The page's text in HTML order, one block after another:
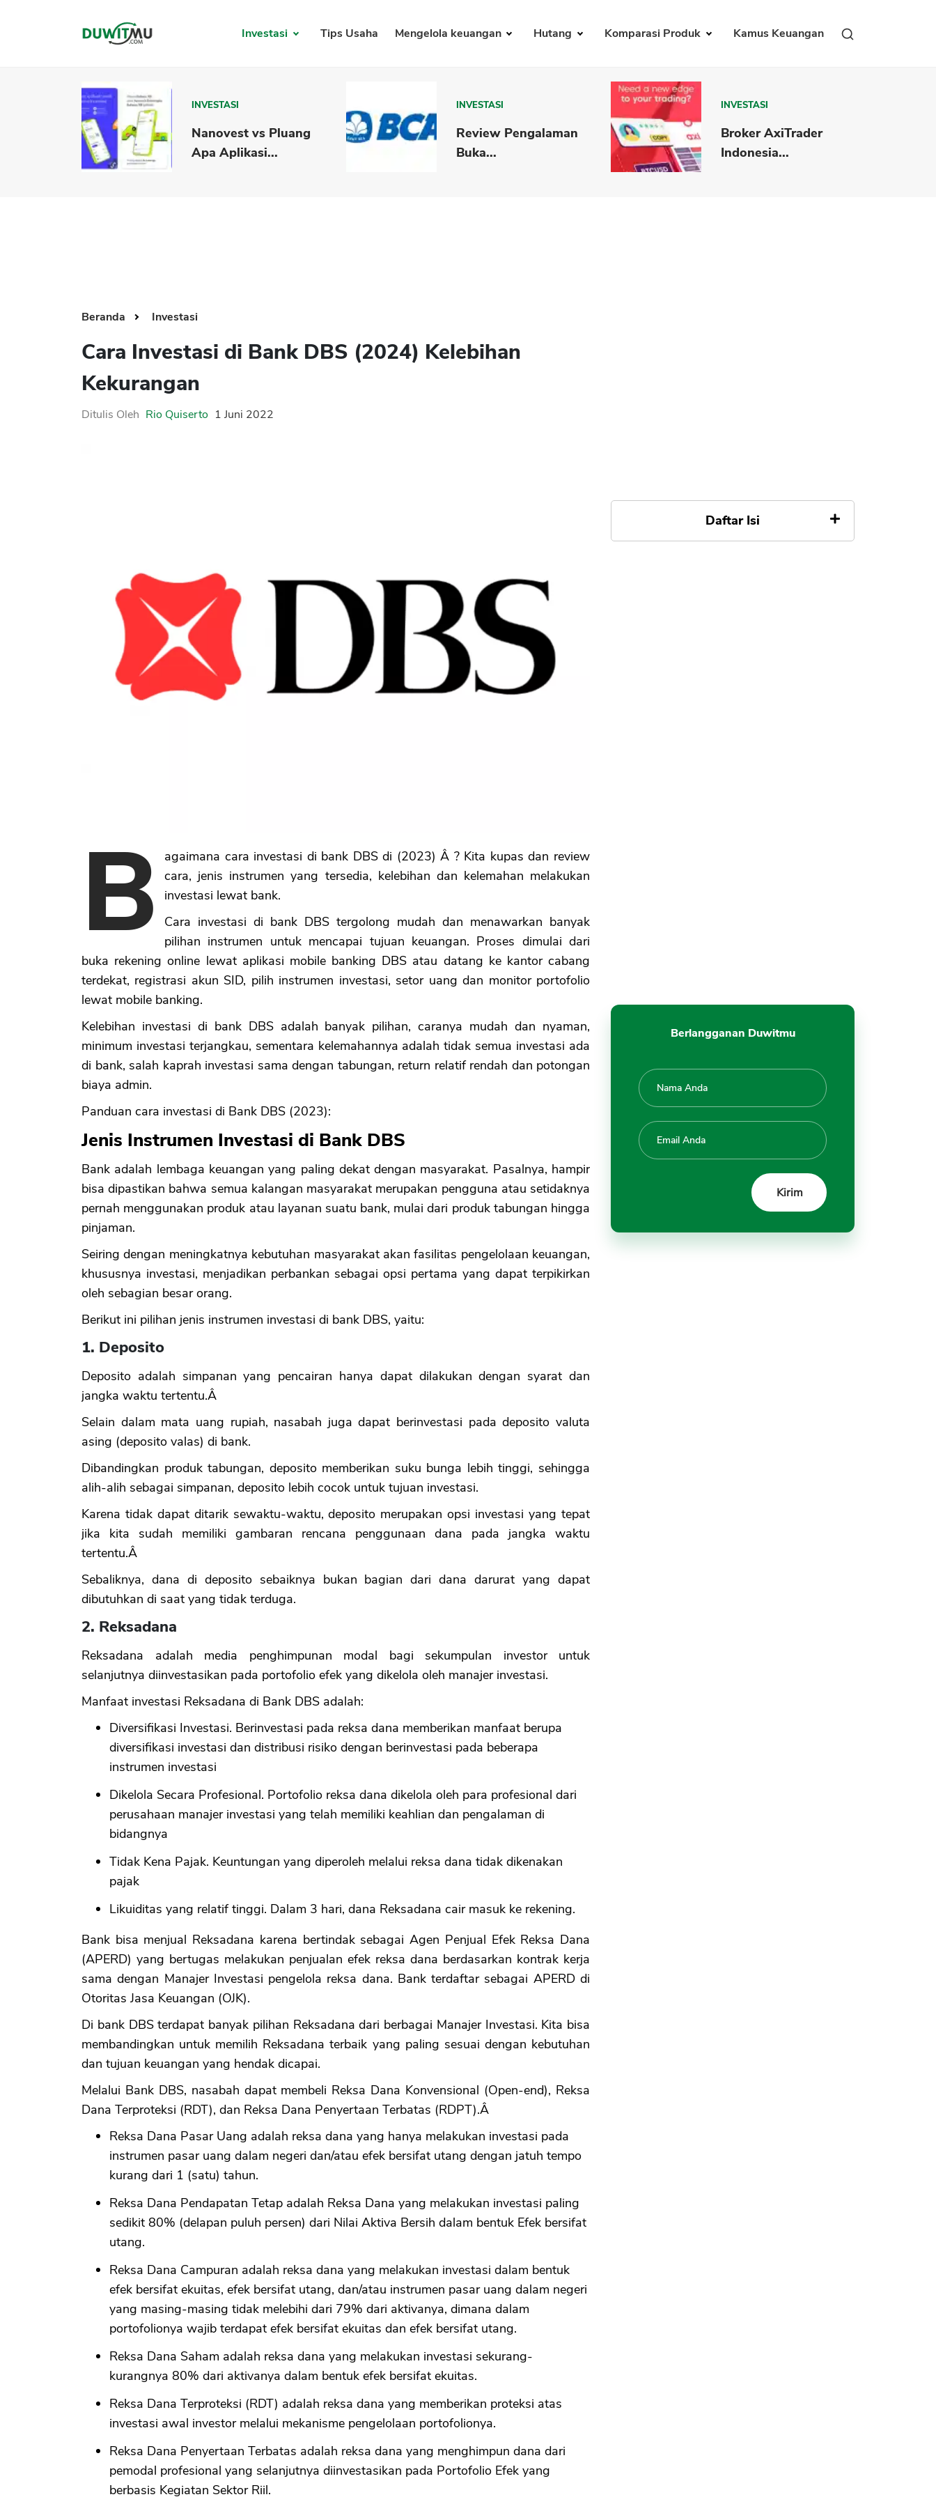
Investasi Tips Usaha Mengelola keuangan Hutang Komparasi Produk Kamus Keuangan
INVESTASI
Nanovest vs Pluang
Apa Aplikasi...
INVESTASI
Review Pengalaman
Buka...
INVESTASI
Broker AxiTrader
Indonesia...
Beranda Investasi
Cara Investasi di Bank DBS (2024) Kelebihan
Kekurangan
Ditulis Oleh Rio Quiserto 1 Juni 2022
B
agaimana cara investasi di bank DBS di (2023) Â ? Kita kupas dan review
cara, jenis instrumen yang tersedia, kelebihan dan kelemahan melakukan
investasi lewat bank.
Cara investasi di bank DBS tergolong mudah dan menawarkan banyak
pilihan instrumen untuk mencapai tujuan keuangan. Proses dimulai dari
buka rekening online lewat aplikasi mobile banking DBS atau datang ke kantor cabang
terdekat, registrasi akun SID, pilih instrumen investasi, setor uang dan monitor portofolio
lewat mobile banking.
Kelebihan investasi di bank DBS adalah banyak pilihan, caranya mudah dan nyaman,
minimum investasi terjangkau, sementara kelemahannya adalah tidak semua investasi ada
di bank, salah kaprah investasi sama dengan tabungan, return relatif rendah dan potongan
biaya admin.
Panduan cara investasi di Bank DBS (2023):
Jenis Instrumen Investasi di Bank DBS
Bank adalah lembaga keuangan yang paling dekat dengan masyarakat. Pasalnya, hampir
bisa dipastikan bahwa semua kalangan masyarakat merupakan pengguna atau setidaknya
pernah menggunakan produk atau layanan suatu bank, mulai dari produk tabungan hingga
pinjaman.
Seiring dengan meningkatnya kebutuhan masyarakat akan fasilitas pengelolaan keuangan,
khususnya investasi, menjadikan perbankan sebagai opsi pertama yang dapat terpikirkan
oleh sebagian besar orang.
Berikut ini pilihan jenis instrumen investasi di bank DBS, yaitu:
1. Deposito
Deposito adalah simpanan yang pencairan hanya dapat dilakukan dengan syarat dan
jangka waktu tertentu.Â
Selain dalam mata uang rupiah, nasabah juga dapat berinvestasi pada deposito valuta
asing (deposito valas) di bank.
Dibandingkan produk tabungan, deposito memberikan suku bunga lebih tinggi, sehingga
alih-alih sebagai simpanan, deposito lebih cocok untuk tujuan investasi.
Karena tidak dapat ditarik sewaktu-waktu, deposito merupakan opsi investasi yang tepat
jika kita sudah memiliki gambaran rencana penggunaan dana pada jangka waktu
tertentu.Â
Sebaliknya, dana di deposito sebaiknya bukan bagian dari dana darurat yang dapat
dibutuhkan di saat yang tidak terduga.
2. Reksadana
Reksadana adalah media penghimpunan modal bagi sekumpulan investor untuk
selanjutnya diinvestasikan pada portofolio efek yang dikelola oleh manajer investasi.
Manfaat investasi Reksadana di Bank DBS adalah:
Diversifikasi Investasi. Berinvestasi pada reksa dana memberikan manfaat berupa
diversifikasi investasi dan distribusi risiko dengan berinvestasi pada beberapa
instrumen investasi
Dikelola Secara Profesional. Portofolio reksa dana dikelola oleh para profesional dari
perusahaan manajer investasi yang telah memiliki keahlian dan pengalaman di
bidangnya
Tidak Kena Pajak. Keuntungan yang diperoleh melalui reksa dana tidak dikenakan
pajak
Likuiditas yang relatif tinggi. Dalam 3 hari, dana Reksadana cair masuk ke rekening.
Bank bisa menjual Reksadana karena bertindak sebagai Agen Penjual Efek Reksa Dana
(APERD) yang bertugas melakukan penjualan efek reksa dana berdasarkan kontrak kerja
sama dengan Manajer Investasi pengelola reksa dana. Bank terdaftar sebagai APERD di
Otoritas Jasa Keuangan (OJK).
Di bank DBS terdapat banyak pilihan Reksadana dari berbagai Manajer Investasi. Kita bisa
membandingkan untuk memilih Reksadana terbaik yang paling sesuai dengan kebutuhan
dan tujuan keuangan yang hendak dicapai.
Melalui Bank DBS, nasabah dapat membeli Reksa Dana Konvensional (Open-end), Reksa
Dana Terproteksi (RDT), dan Reksa Dana Penyertaan Terbatas (RDPT).Â
Reksa Dana Pasar Uang adalah reksa dana yang hanya melakukan investasi pada
instrumen pasar uang dalam negeri dan/atau efek bersifat utang dengan jatuh tempo
kurang dari 1 (satu) tahun.
Reksa Dana Pendapatan Tetap adalah Reksa Dana yang melakukan investasi paling
sedikit 80% (delapan puluh persen) dari Nilai Aktiva Bersih dalam bentuk Efek bersifat
utang.
Reksa Dana Campuran adalah reksa dana yang melakukan investasi dalam bentuk
efek bersifat ekuitas, efek bersifat utang, dan/atau instrumen pasar uang dalam negeri
yang masing-masing tidak melebihi dari 79% dari aktivanya, dimana dalam
portofolionya wajib terdapat efek bersifat ekuitas dan efek bersifat utang.
Reksa Dana Saham adalah reksa dana yang melakukan investasi sekurang-
kurangnya 80% dari aktivanya dalam bentuk efek bersifat ekuitas.
Reksa Dana Terproteksi (RDT) adalah reksa dana yang memberikan proteksi atas
investasi awal investor melalui mekanisme pengelolaan portofolionya.
Reksa Dana Penyertaan Terbatas adalah reksa dana yang menghimpun dana dari
pemodal profesional yang selanjutnya diinvestasikan pada Portofolio Efek yang
berbasis Kegiatan Sektor Riil.
Daftar Isi
dan Mudah
Tabungan
Investasi Dijual Bank
3. Keuntungan Relatif Kecil
4. Dikenai Biaya Administrasi
Berlangganan Duwitmu